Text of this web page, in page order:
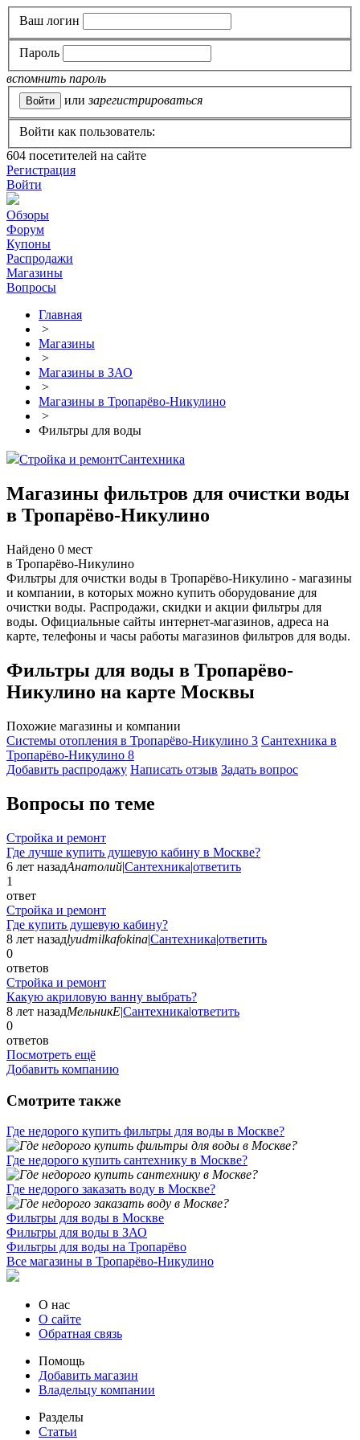
Ваш логин
Пароль
вспомнить пароль
или зарегистрироваться
Войти как пользователь:
604 посетителей на сайте
Регистрация
Войти
Обзоры
Форум
Купоны
Распродажи
Магазины
Вопросы
Главная
>
Магазины
>
Магазины в ЗАО
>
Магазины в Тропарёво-Никулино
>
Фильтры для воды
Стройка и ремонтСантехника
Магазины фильтров для очистки воды
в Тропарёво-Никулино
Найдено 0 мест
в Тропарёво-Никулино
Фильтры для очистки воды в Тропарёво-Никулино - магазины
и компании, в которых можно купить оборудование для
очистки воды. Распродажи, скидки и акции фильтры для
воды. Официальные сайты интернет-магазинов, адреса на
карте, телефоны и часы работы магазинов фильтров для воды.
Фильтры для воды в Тропарёво-
Никулино на карте Москвы
Похожие магазины и компании
Системы отопления в Тропарёво-Никулино 3 Сантехника в
Тропарёво-Никулино 8
Добавить раcпродажу Написать отзыв Задать вопрос
Вопросы по теме
Стройка и ремонт
Где лучше купить душевую кабину в Москве?
6 лет назадАнатолий|Сантехника|ответить
1
ответ
Стройка и ремонт
Где купить душевую кабину?
8 лет назадlyudmilkafokina|Сантехника|ответить
0
ответов
Стройка и ремонт
Какую акриловую ванну выбрать?
8 лет назадМельникЕ|Сантехника|ответить
0
ответов
Посмотреть ещё
Добавить компанию
Смотрите также
Где недорого купить фильтры для воды в Москве?
Где недорого купить сантехнику в Москве?
Где недорого заказать воду в Москве?
Фильтры для воды в Москве
Фильтры для воды в ЗАО
Фильтры для воды на Тропарёво
Все магазины в Тропарёво-Никулино
О нас
О сайте
Обратная связь
Помощь
Добавить магазин
Владельцу компании
Разделы
Статьи